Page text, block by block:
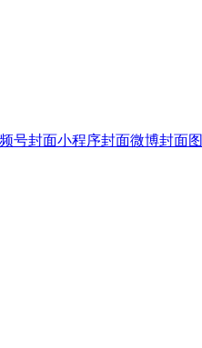
号封面小程序封面微博封面图